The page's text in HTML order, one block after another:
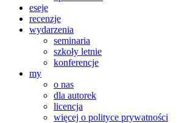
eseje
recenzje
wydarzenia
seminaria
szkoły letnie
konferencje
my
o nas
dla autorek
licencja
więcej o polityce prywatności